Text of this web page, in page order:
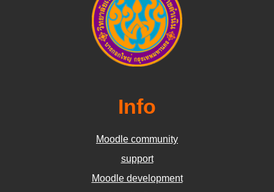
Info
Moodle community
support
Moodle development